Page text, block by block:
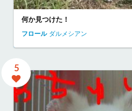
何か見つけた！
フロール ダルメシアン
5